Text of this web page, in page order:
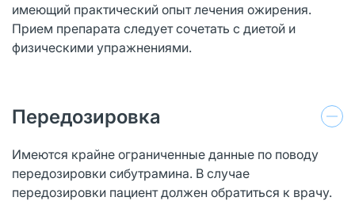
имеющий практический опыт лечения ожирения.
Прием препарата следует сочетать с диетой и
физическими упражнениями.
Передозировка
Имеются крайне ограниченные данные по поводу
передозировки сибутрамина. В случае
передозировки пациент должен обратиться к врачу.